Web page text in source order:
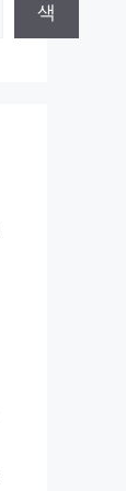
색